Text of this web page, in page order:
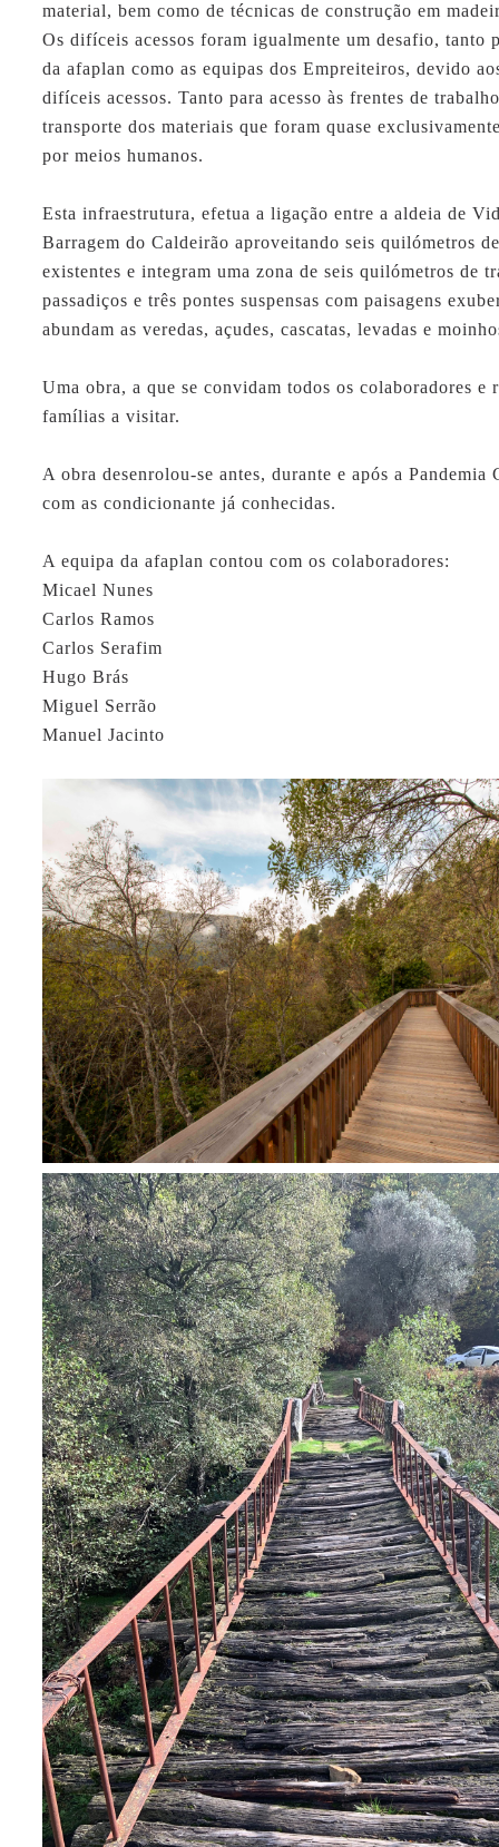
material, bem como de técnicas de construção em
Os difíceis acessos foram igualmente um desafio, tanto
da afaplan como as equipas dos Empreiteiros, devido
difíceis acessos. Tanto para acesso às frentes de
transporte dos materiais que foram quase
por meios humanos.
Esta infraestrutura, efetua a ligação entre a aldeia de
Barragem do Caldeirão aproveitando seis quilómetros
existentes e integram uma zona de seis quilómetros de
passadiços e três pontes suspensas com paisagens
abundam as veredas, açudes, cascatas, levadas e
Uma obra, a que se convidam todos os colaboradores e
famílias a visitar.
A obra desenrolou-se antes, durante e após a
com as condicionante já conhecidas.
A equipa da afaplan contou com os colaboradores:
Micael Nunes
Carlos Ramos
Carlos Serafim
Hugo Brás
Miguel Serrão
Manuel Jacinto